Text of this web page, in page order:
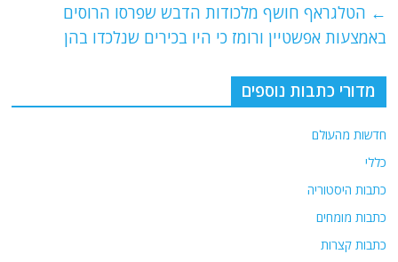
s
A
p
p
g
ra
m
l
er
e
b
o
← הטלגראף חושף מלכודות הדבש שפרסו הרוסים
באמצעות אפשטיין ורומז כי היו בכירים שנלכדו בהן
מדורי כתבות נוספים
חדשות מהעולם
כללי
כתבות היסטוריה
כתבות מומחים
כתבות קצרות